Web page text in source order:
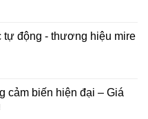
động - thương hiệu mire
cảm biến hiện đại – Giá